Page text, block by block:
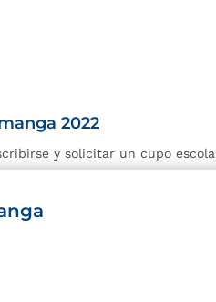
2022
y solicitar un cupo